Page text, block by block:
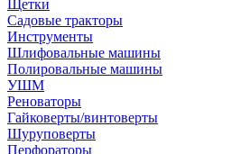
Щетки
Садовые тракторы
Инструменты
Шлифовальные машины
Полировальные машины
УШМ
Реноваторы
Гайковерты/винтоверты
Шуруповерты
Перфораторы